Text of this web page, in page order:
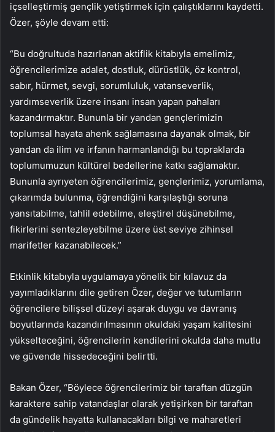
içselleştirmiş gençlik yetiştirmek için çalıştıklarını kaydetti.
Özer, şöyle devam etti:
“Bu doğrultuda hazırlanan aktiflik kitabıyla emelimiz,
öğrencilerimize adalet, dostluk, dürüstlük, öz kontrol,
sabır, hürmet, sevgi, sorumluluk, vatanseverlik,
yardımseverlik üzere insanı insan yapan pahaları
kazandırmaktır. Bununla bir yandan gençlerimizin
toplumsal hayata ahenk sağlamasına dayanak olmak, bir
yandan da ilim ve irfanın harmanlandığı bu topraklarda
toplumumuzun kültürel bedellerine katkı sağlamaktır.
Bununla ayrıyeten öğrencilerimiz, gençlerimiz, yorumlama,
çıkarımda bulunma, öğrendiğini karşılaştığı soruna
yansıtabilme, tahlil edebilme, eleştirel düşünebilme,
fikirlerini sentezleyebilme üzere üst seviye zihinsel
marifetler kazanabilecek.”
Etkinlik kitabıyla uygulamaya yönelik bir kılavuz da
yayımladıklarını dile getiren Özer, değer ve tutumların
öğrencilere bilişsel düzeyi aşarak duygu ve davranış
boyutlarında kazandırılmasının okuldaki yaşam kalitesini
yükselteceğini, öğrencilerin kendilerini okulda daha mutlu
ve güvende hissedeceğini belirtti.
Bakan Özer, “Böylece öğrencilerimiz bir taraftan düzgün
karaktere sahip vatandaşlar olarak yetişirken bir taraftan
da gündelik hayatta kullanacakları bilgi ve maharetleri